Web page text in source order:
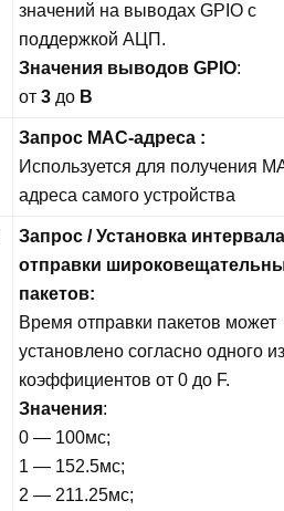
значений на выводах GPIO с
поддержкой АЦП.
Значения выводов GPIO:
от 3 до B
Запрос MAC-адреса :
Используется для получения
адреса самого устройства
Запрос / Установка интервала
отправки
пакетов:
Время отправки пакетов может
установлено согласно одного из
коэффициентов от 0 до F.
Значения:
0 — 100мс;
1 — 152.5мс;
2 — 211.25мс;